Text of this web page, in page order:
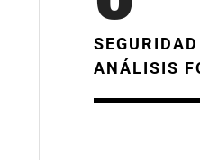
ANÁLISIS